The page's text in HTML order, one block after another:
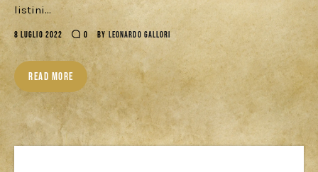
listini…
8 LUGLIO 2022 0 BY LEONARDO GALLORI
READ MORE